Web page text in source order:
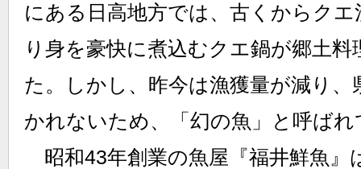
にある日高地方では、古くからク
り身を豪快に煮込むクエ鍋が郷土
た。しかし、昨今は漁獲量が減り
かれないため、「幻の魚」と呼ばれ
昭和43年創業の魚屋『福井鮮魚』